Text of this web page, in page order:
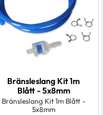
Bränsleslang Kit 1m
Blått - 5x8mm
Bränsleslang Kit 1m Blått -
5x8mm